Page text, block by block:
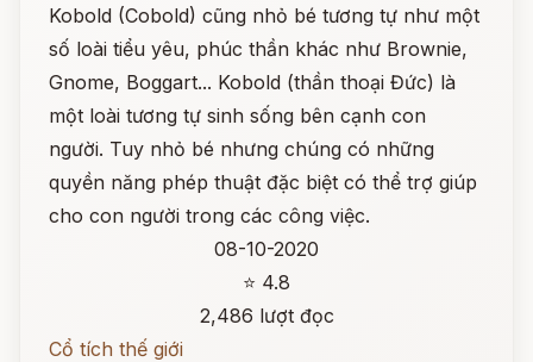
Kobold (Cobold) cũng nhỏ bé tương tự như một
số loài tiểu yêu, phúc thần khác như Brownie,
Gnome, Boggart... Kobold (thần thoại Đức) là
một loài tương tự sinh sống bên cạnh con
người. Tuy nhỏ bé nhưng chúng có những
quyền năng phép thuật đặc biệt có thể trợ giúp
cho con người trong các công việc.
08-10-2020
⭐ 4.8
2,486 lượt đọc
Cổ tích thế giới